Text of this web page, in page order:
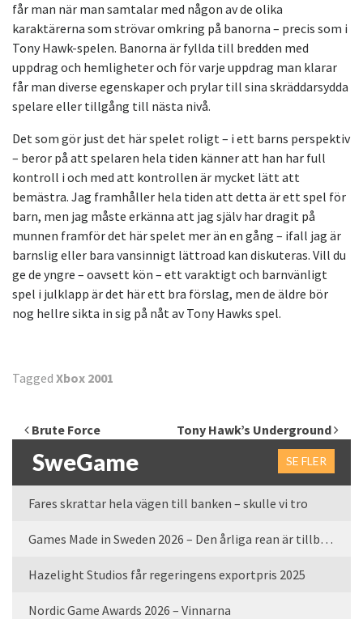
får man när man samtalar med någon av de olika
karaktärerna som strövar omkring på banorna – precis som i
Tony Hawk-spelen. Banorna är fyllda till bredden med
uppdrag och hemligheter och för varje uppdrag man klarar
får man diverse egenskaper och prylar till sina skräddarsydda
spelare eller tillgång till nästa nivå.
Det som gör just det här spelet roligt – i ett barns perspektiv
– beror på att spelaren hela tiden känner att han har full
kontroll i och med att kontrollen är mycket lätt att
bemästra. Jag framhåller hela tiden att detta är ett spel för
barn, men jag måste erkänna att jag själv har dragit på
munnen framför det här spelet mer än en gång – ifall jag är
barnslig eller bara vansinnigt lättroad kan diskuteras. Vill du
ge de yngre – oavsett kön – ett varaktigt och barnvänligt
spel i julklapp är det här ett bra förslag, men de äldre bör
nog hellre sikta in sig på nåt av Tony Hawks spel.
Tagged Xbox 2001
Inläggsnavigering
Brute Force Tony Hawk’s Underground
SweGame SE FLER
Fares skrattar hela vägen till banken – skulle vi tro
Games Made in Sweden 2026 – Den årliga rean är tillbaka
Hazelight Studios får regeringens exportpris 2025
Nordic Game Awards 2026 – Vinnarna